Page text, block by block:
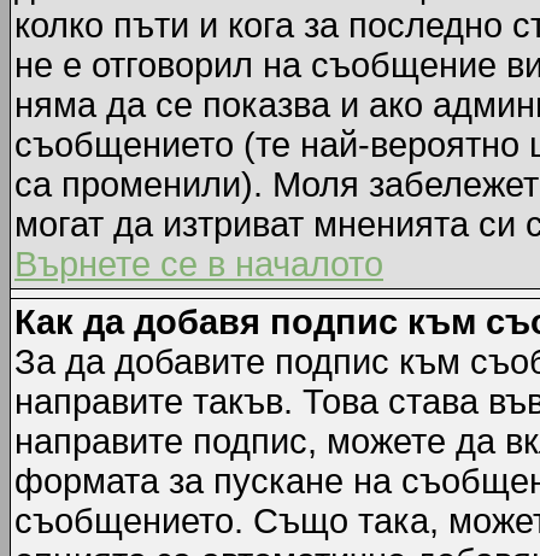
колко пъти и кога за последно
не е отговорил на съобщение
няма да се показва и ако
съобщението (те най-
са променили). Моля
могат да изтриват мненията си
Върнете се в началото
Как да добавя подпис към
За да добавите подпис към
направите такъв. Това става
направите подпис, можете да
формата за пускане на
съобщението. Също така,